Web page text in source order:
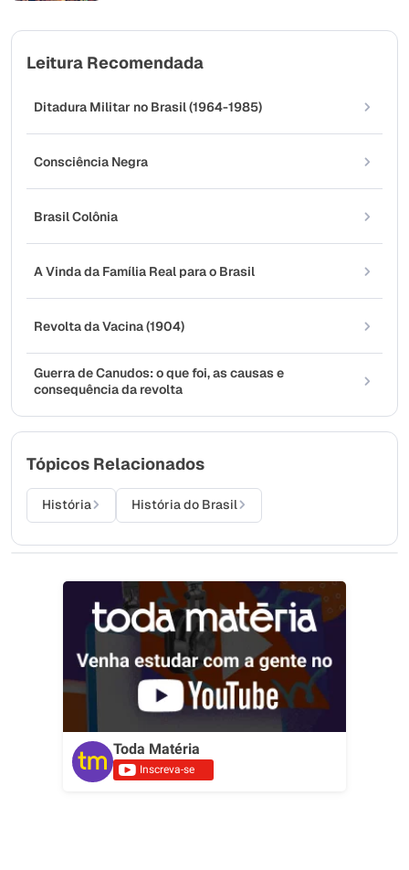
Leitura Recomendada
Ditadura Militar no Brasil (1964-1985)
Consciência Negra
Brasil Colônia
A Vinda da Família Real para o Brasil
Revolta da Vacina (1904)
Guerra de Canudos: o que foi, as causas e
consequência da revolta
Tópicos Relacionados
História História do Brasil
Toda Matéria
Inscreva-se